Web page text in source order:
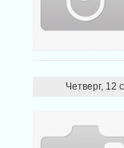
Четверг, 12